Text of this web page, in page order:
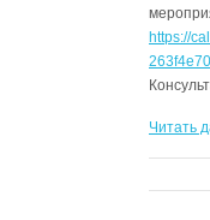
https://
Читать